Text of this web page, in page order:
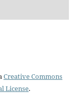
Creative Commons
License.